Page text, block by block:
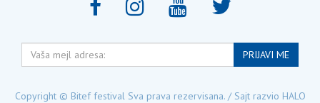
Vaša
mejl
PRIJAVI ME
Copyright © Bitef festival Sva prava rezervisana. / Sajt razvio HALO